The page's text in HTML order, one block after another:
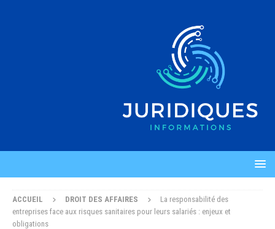
ACCUEIL DROIT DES AFFAIRES
La responsabilité des
entreprises face aux risques sanitaires pour leurs salariés : enjeux et
obligations